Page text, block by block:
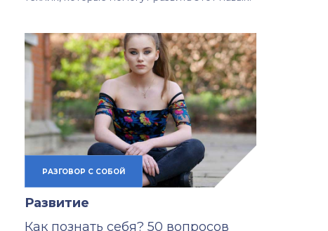
РАЗГОВОР С СОБОЙ
Развитие
Как познать себя? 50 вопросов